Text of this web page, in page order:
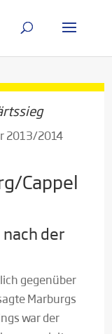
2013/2014
Cappel
der
gegenüber
Marburgs
war der